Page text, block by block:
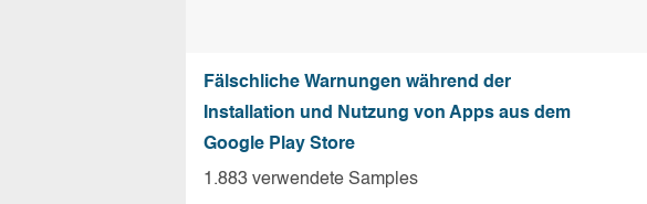
Fälschliche Warnungen während der
Installation und Nutzung von Apps aus dem
Google Play Store
1.883 verwendete Samples